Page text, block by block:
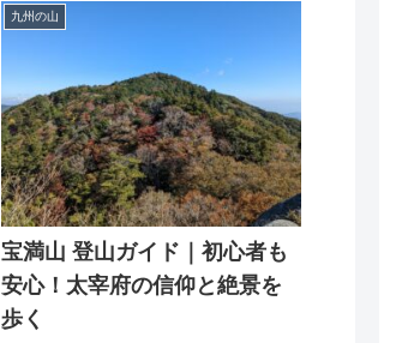
九州の山
宝満山 登山ガイド｜初心者も
安心！太宰府の信仰と絶景を
歩く